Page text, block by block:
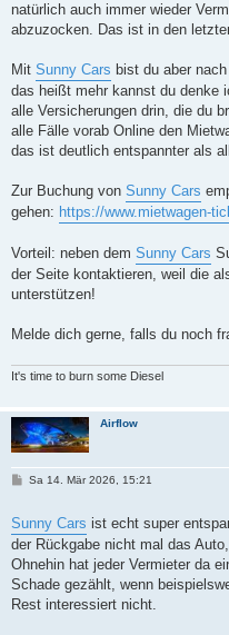
natürlich auch immer wieder
abzuzocken. Das ist in den
Mit Sunny Cars bist du aber
das heißt mehr kannst du denke
alle Versicherungen drin, die du
alle Fälle vorab Online den
das ist deutlich entspannter als
Zur Buchung von Sunny Cars
gehen: https://www.mietwagen-
Vorteil: neben dem Sunny Cars
der Seite kontaktieren, weil die
unterstützen!
Melde dich gerne, falls du noch
It's time to burn some Diesel
Airflow
B
t
r
a
g
Sa 14. Mär 2026, 15:21
Sunny Cars ist echt super
der Rückgabe nicht mal das
Ohnehin hat jeder Vermieter da
Schade gezählt, wenn
Rest interessiert nicht.